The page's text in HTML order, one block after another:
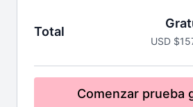
Total
USD
Comenzar prueba